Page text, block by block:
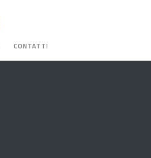
CONTATTI